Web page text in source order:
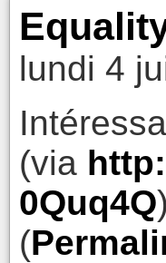
lundi 4
(via
0Quq4Q)
(